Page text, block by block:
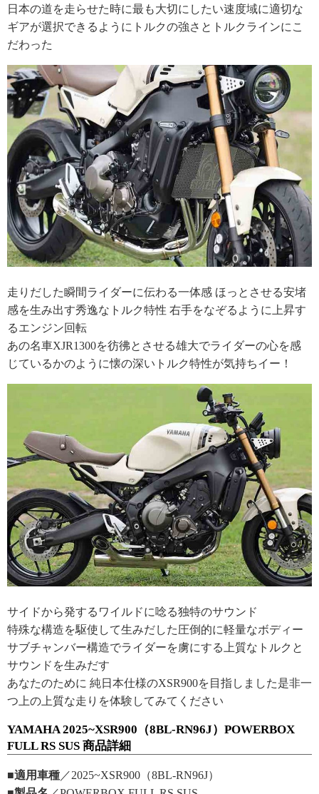
日本の道を走らせた時に最も大切にしたい速度域に適切な
ギアが選択できるようにトルクの強さとトルクラインにこ
だわった
走りだした瞬間ライダーに伝わる一体感 ほっとさせる安堵
感を生み出す秀逸なトルク特性 右手をなぞるように上昇す
るエンジン回転
あの名車XJR1300を彷彿とさせる雄大でライダーの心を感
じているかのように懐の深いトルク特性が気持ちイー！
サイドから発するワイルドに唸る独特のサウンド
特殊な構造を駆使して生みだした圧倒的に軽量なボディー
サブチャンバー構造でライダーを虜にする上質なトルクと
サウンドを生みだす
あなたのために 純日本仕様のXSR900を目指しました是非一
つ上の上質な走りを体験してみてください
YAMAHA 2025~XSR900（8BL-RN96J）POWERBOX
FULL RS SUS 商品詳細
■適用車種 ／2025~XSR900（8BL-RN96J）